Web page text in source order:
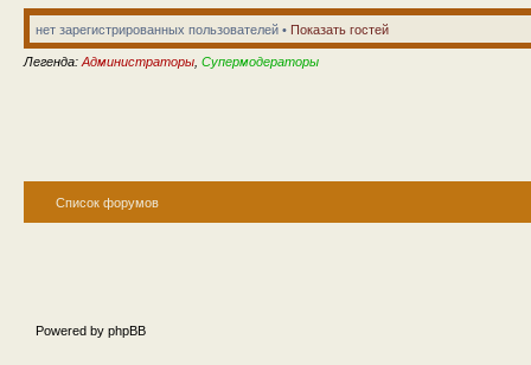
нет зарегистрированных пользователей • Показать гостей
Легенда: Администраторы Супермодераторы
Список форумов
Powered by phpBB